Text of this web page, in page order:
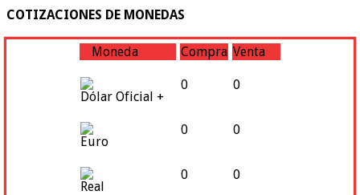
COTIZACIONES DE MONEDAS
Moneda Compra Venta
Dólar Oficial +
0 0
Euro
0 0
Real
0 0